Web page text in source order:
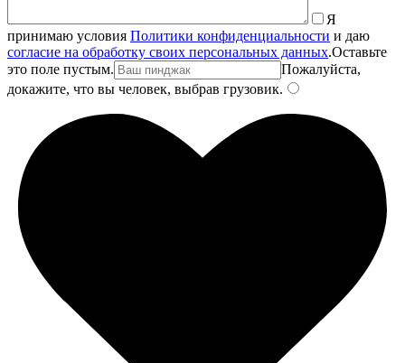
Я
принимаю условия Политики конфиденциальности и даю
согласие на обработку своих персональных данных.Оставьте
это поле пустым.
Пожалуйста,
докажите, что вы человек, выбрав грузовик.